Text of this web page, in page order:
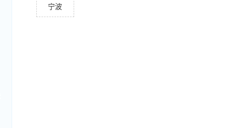
宁波